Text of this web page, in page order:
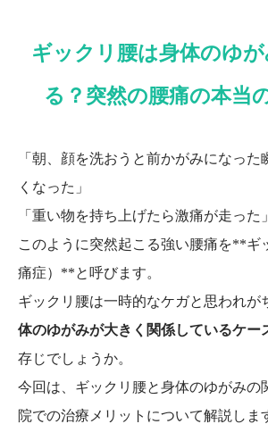
ギックリ腰は身体のゆ
る？突然の腰痛の本当
「朝、顔を洗おうと前かがみになった
くなった」
「重い物を持ち上げたら激痛が走った」
このように突然起こる強い腰痛を**ギ
痛症）**と呼びます。
ギックリ腰は一時的なケガと思われが
体のゆがみが大きく関係しているケー
存じでしょうか。
今回は、ギックリ腰と身体のゆがみの
院での治療メリットについて解説しま